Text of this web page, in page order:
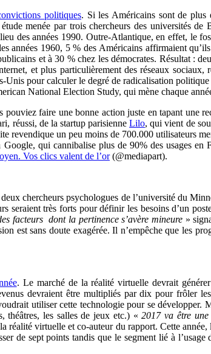
politiques. Si les Américains sont de plus
menée par trois chercheurs des universités
des années 1990. Outre-Atlantique, en effet, le
1960, 5 % des Américains affirmaient
et à 30 % chez les démocrates. Résultat :
et plus particulièrement des réseaux
pour calculer le degré de radicalisation
National Election Study, qui mène chaque
pouviez faire une bonne action juste en tapant une
réussi, de la startup parisienneLilo, qui vient de
revendique un peu moins de 700.000 utilisateurs
qui cannibalise plus de 90% des usages
Vos clics valent de l’or(@mediapart).
chercheurs psychologues de l’université du
seraient très forts pour définir les besoins d’un
facteurs dont la pertinence s’avère mineure »
est sans doute exagérée. Il n’empêche que les
. Le marché de la réalité virtuelle devrait
devraient être multipliés par dix pour frôler
utiliser cette technologie pour se développer.
théâtres, les salles de jeux etc.) «2017 va être
virtuelle et co-auteur du rapport. Cette
de sept points tandis que le segment lié à